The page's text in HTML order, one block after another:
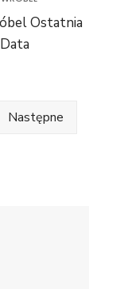
Ostatnia
Następne